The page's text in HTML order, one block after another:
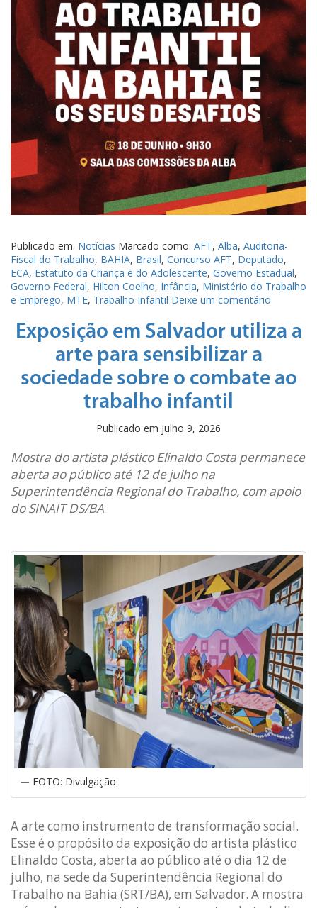
Publicado em: Notícias Marcado como: AFT, Alba, Auditoria-
Fiscal do Trabalho, BAHIA, Brasil, Concurso AFT, Deputado,
ECA, Estatuto da Criança e do Adolescente, Governo Estadual,
Governo Federal, Hilton Coelho, Infância, Ministério do Trabalho
e Emprego, MTE, Trabalho Infantil Deixe um comentário
Exposição em Salvador utiliza a
arte para sensibilizar a
sociedade sobre o combate ao
trabalho infantil
Publicado em julho 9, 2026
Mostra do artista plástico Elinaldo Costa permanece
aberta ao público até 12 de julho na
Superintendência Regional do Trabalho, com apoio
do SINAIT DS/BA
FOTO: Divulgação
A arte como instrumento de transformação social.
Esse é o propósito da exposição do artista plástico
Elinaldo Costa, aberta ao público até o dia 12 de
julho, na sede da Superintendência Regional do
Trabalho na Bahia (SRT/BA), em Salvador. A mostra